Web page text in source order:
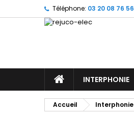
Téléphone: 03 20 08 76 56
ACCUEILINTERPHONIE
Accueil Interphonie